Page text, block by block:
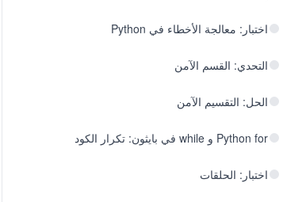
اختبار: معالجة الأخطاء في Python
التحدي: القسم الآمن
الحل: التقسيم الآمن
Python for و while في بايثون: تكرار الكود
اختبار: الحلقات